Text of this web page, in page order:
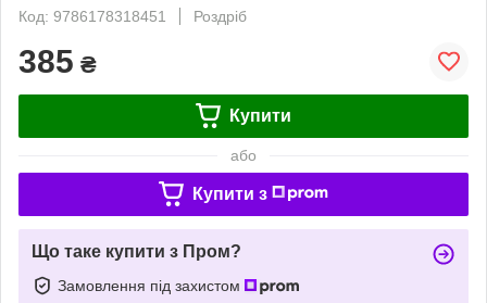
Код: 9786178318451
Роздріб
385 ₴
Купити
або
Купити з
Що таке купити з Пром?
Замовлення під захистом